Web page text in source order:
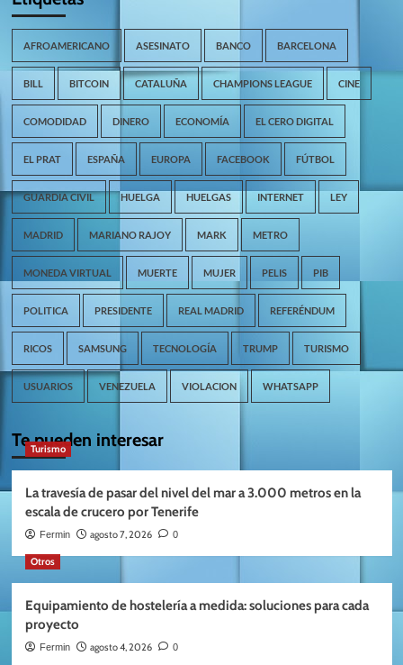
AFROAMERICANO ASESINATO BANCO BARCELONA
BILL BITCOIN CATALUÑA CHAMPIONS LEAGUE CINE
COMODIDAD DINERO ECONOMÍA EL CERO DIGITAL
EL PRAT ESPAÑA EUROPA FACEBOOK FÚTBOL
GUARDIA CIVIL HUELGA HUELGAS INTERNET LEY
MADRID MARIANO RAJOY MARK METRO
MONEDA VIRTUAL MUERTE MUJER PELIS PIB
POLITICA PRESIDENTE REAL MADRID REFERÉNDUM
RICOS SAMSUNG TECNOLOGÍA TRUMP TURISMO
USUARIOS VENEZUELA VIOLACION WHATSAPP
Te pueden interesar
Turismo
La travesía de pasar del nivel del mar a 3.000 metros en la
escala de crucero por Tenerife
Fermin agosto 7, 2026 0
Otros
Equipamiento de hostelería a medida: soluciones para cada
proyecto
Fermin agosto 4, 2026 0